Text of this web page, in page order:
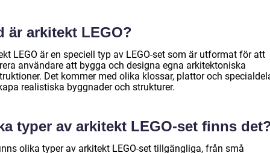
är arkitekt LEGO?
LEGO är en speciell typ av LEGO-set som är utformat för att
användare att bygga och designa egna arkitektoniska
Det kommer med olika klossar, plattor och
realistiska byggnader och strukturer.
typer av arkitekt LEGO-set finns
olika typer av arkitekt LEGO-set tillgängliga, från små